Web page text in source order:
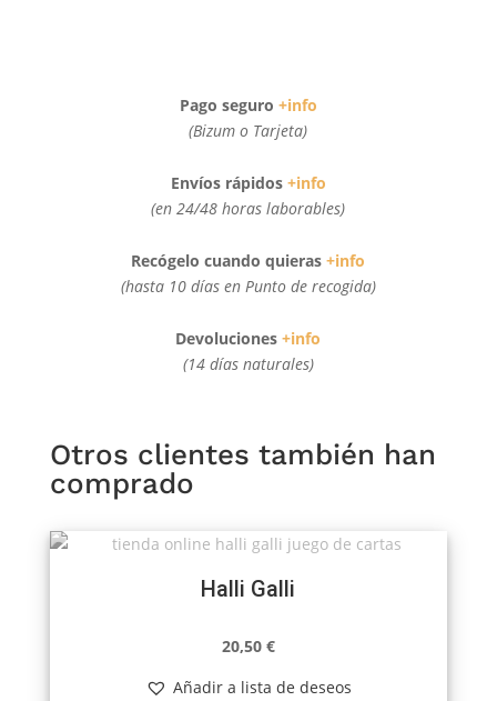
Pago seguro +info
(Bizum o Tarjeta)
Envíos rápidos +info
(en 24/48 horas laborables)
Recógelo cuando quieras+info
(hasta 10 días en Punto de recogida)
Devoluciones+info
(14 días naturales)
Otros clientes también han
comprado
Halli Galli
20,50 €
Añadir a lista de deseos